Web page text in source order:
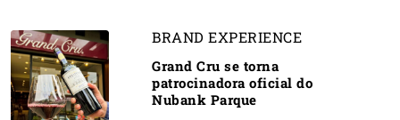
BRAND EXPERIENCE
Grand Cru se torna
patrocinadora oficial do
Nubank Parque